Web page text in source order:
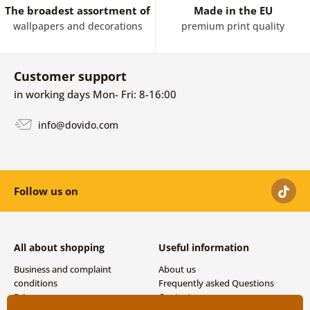
kytarami, klavíry, notami, vinylovými deskami i motivy
inspirovanými koncertní atmosférou a světem
dekorace, které okamžitě přitáhnou pozornost.
Hudební obrazy na plátně jsou ideální volbou pro
všechny, kteří chtějí propojit svůj domov s vášní pro
The broadest assortment of
wallpapers and decorations
Made in the EU
premium print quality
Customer support
in working days Mon- Fri: 8-16:00
info@dovido.com
Follow us on
All about shopping
Business and complaint
conditions
Privacy
Useful information
About us
Frequently asked Questions
Contacts